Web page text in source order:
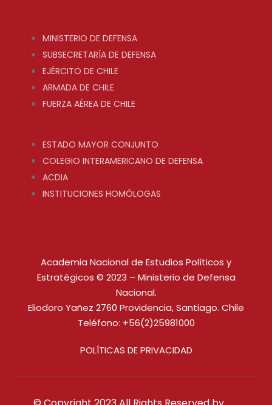
MINISTERIO DE DEFENSA
SUBSECRETARÍA DE DEFENSA
EJÉRCITO DE CHILE
ARMADA DE CHILE
FUERZA AÉREA DE CHILE
ESTADO MAYOR CONJUNTO
COLEGIO INTERAMERICANO DE DEFENSA
ACDIA
INSTITUCIONES HOMÓLOGAS
Academia Nacional de Estudios Políticos y
Estratégicos © 2023 – Ministerio de Defensa
Nacional.
Eliodoro Yañez 2760 Providencia, Santiago. Chile
Teléfono: +56(2)25981000
POLÍTICAS DE PRIVACIDAD